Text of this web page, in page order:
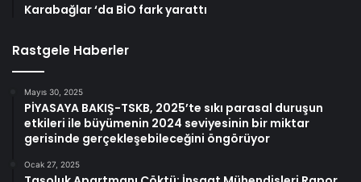
Karabağlar ‘da BİO fark yarattı
Rastgele Haberler
Mayıs 30, 2025
PİYASAYA BAKIŞ-TSKB, 2025’te sıkı parasal duruşun
etkileri ile büyümenin 2024 seviyesinin bir miktar
gerisinde gerçekleşebileceğini öngörüyor
Ocak 27, 2025